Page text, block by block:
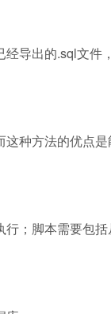
导出的.sql文件
种方法的优点
；脚本需要包括